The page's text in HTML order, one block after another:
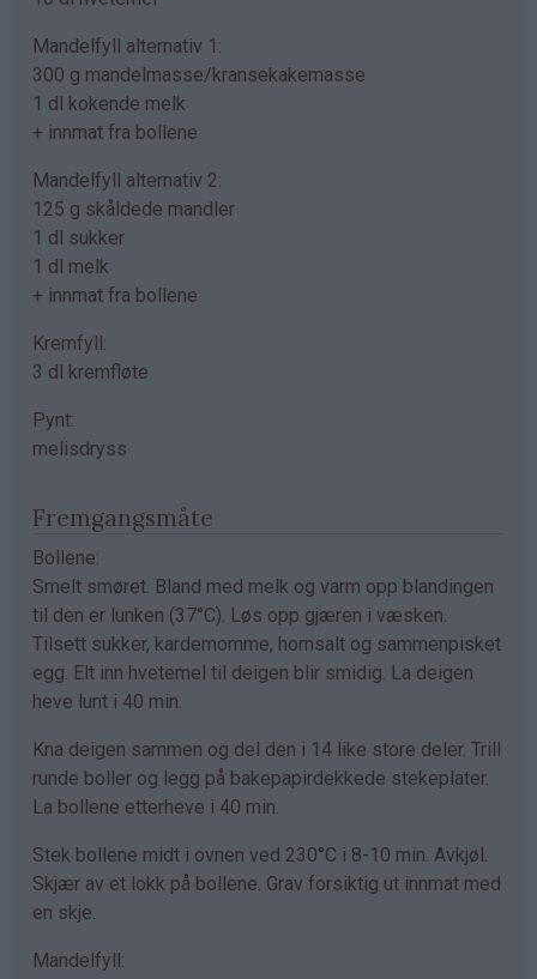
Mandelfyll alternativ 1:
300 g mandelmasse/kransekakemasse
1 dl kokende melk
+ innmat fra bollene
Mandelfyll alternativ 2:
125 g skåldede mandler
1 dl sukker
1 dl melk
+ innmat fra bollene
Kremfyll:
3 dl kremfløte
Pynt:
melisdryss
Fremgangsmåte
Bollene:
Smelt smøret. Bland med melk og varm opp blandingen
til den er lunken (37°C). Løs opp gjæren i væsken.
Tilsett sukker, kardemomme, hornsalt og sammenpisket
egg. Elt inn hvetemel til deigen blir smidig. La deigen
heve lunt i 40 min.
Kna deigen sammen og del den i 14 like store deler. Trill
runde boller og legg på bakepapirdekkede stekeplater.
La bollene etterheve i 40 min.
Stek bollene midt i ovnen ved 230°C i 8-10 min. Avkjøl.
Skjær av et lokk på bollene. Grav forsiktig ut innmat med
en skje.
Mandelfyll: